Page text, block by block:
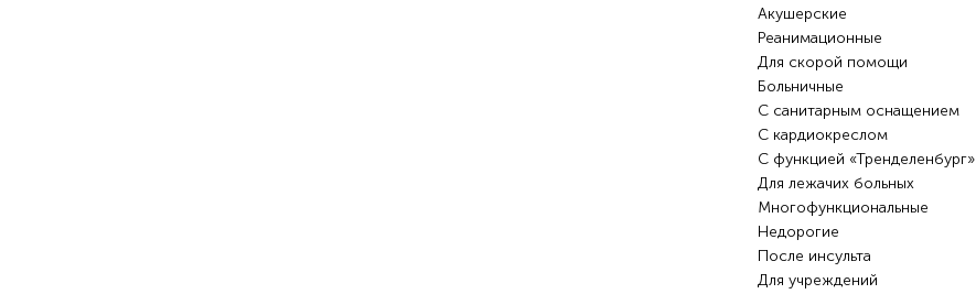
Акушерские
Реанимационные
Для скорой помощи
Больничные
С санитарным оснащением
С кардиокреслом
С функцией «Тренделенбург»
Для лежачих больных
Многофункциональные
Недорогие
После инсульта
Для учреждений